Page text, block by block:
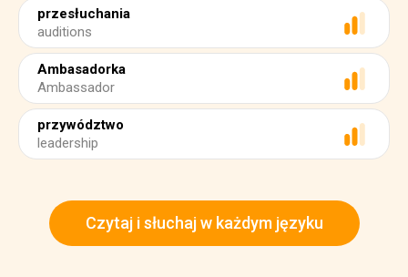
przesłuchania
auditions
Ambasadorka
Ambassador
przywództwo
leadership
Czytaj i słuchaj w każdym języku